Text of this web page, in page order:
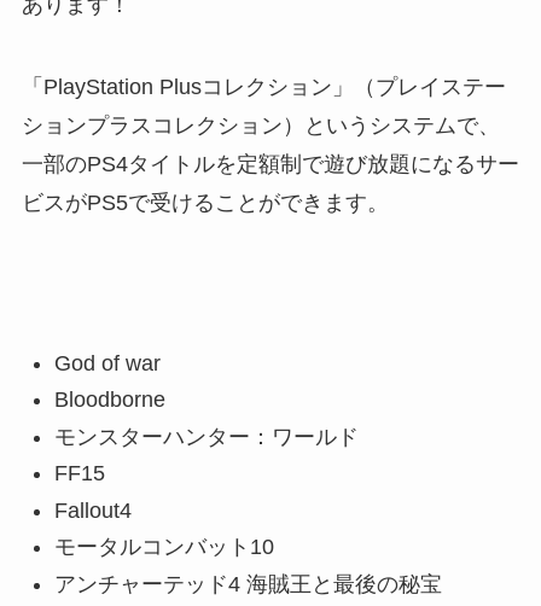
あります！
「PlayStation Plusコレクション」（プレイステー
ションプラスコレクション）というシステムで、
一部のPS4タイトルを定額制で遊び放題になるサー
ビスがPS5で受けることができます。
God of war
Bloodborne
モンスターハンター：ワールド
FF15
Fallout4
モータルコンバット10
アンチャーテッド4 海賊王と最後の秘宝